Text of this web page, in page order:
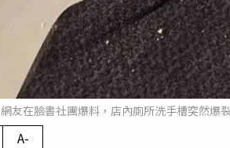
友在臉書社團爆料，店內廁所洗手槽突然爆
A-